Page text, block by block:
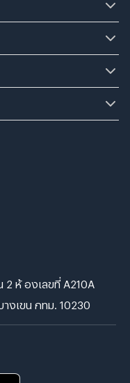
2 ห้ องเลขที่ A210A
งเขน กทม. 10230